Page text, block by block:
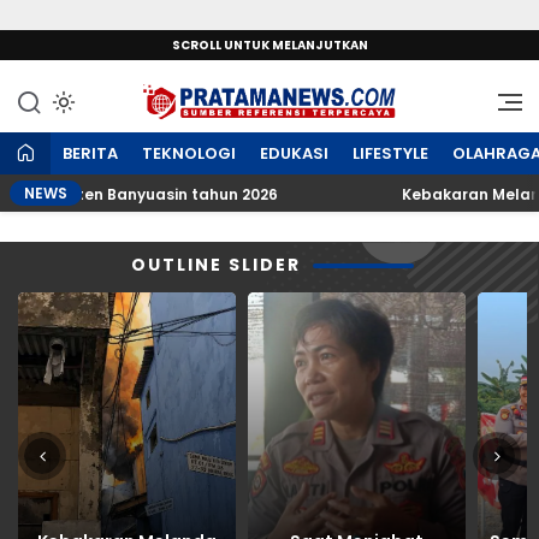
SCROLL UNTUK MELANJUTKAN
PratamaNews.com
Sumber Referensi Terpercaya
BERITA TEKNOLOGI EDUKASI LIFESTYLE
NEWSBanyuasin tahun 2026 Kebakaran Melanda
OUTLINE SLIDER